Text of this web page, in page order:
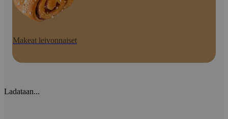
Makeat leivonnaiset
Ladataan...